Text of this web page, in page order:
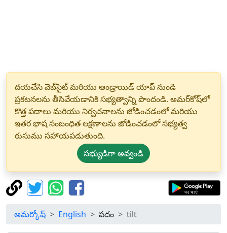
దయచేసి వెబ్‌సైట్ మరియు ఆండ్రాయిడ్ యాప్ నుండి
ప్రకటనలను తీసివేయడానికి సభ్యత్వాన్ని పొందండి. అమర్‌కోష్‌లో
కొత్త పదాలు మరియు నిర్వచనాలను జోడించడంలో మరియు
ఇతర భాష సంబంధిత లక్షణాలను జోడించడంలో సభ్యత్వ
రుసుము సహాయపడుతుంది.
సభ్యుడిగా అవ్వండి
అమర్కోష్ English పదం tilt